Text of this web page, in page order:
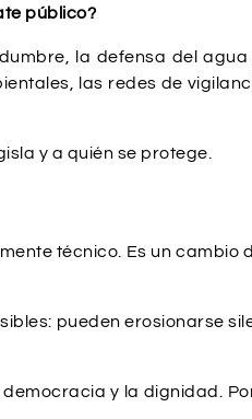
público?
la defensa del
las redes de
y a quién se protege.
técnico. Es un cambio
pueden erosionarse
y la dignidad.